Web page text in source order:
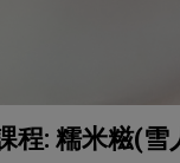
程: 糯米糍(